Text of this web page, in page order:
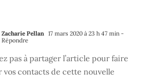
Zacharie Pellan 17 mars 2020 à 23 h 47 min -
Répondre
pas à partager l’article pour faire
contacts de cette nouvelle